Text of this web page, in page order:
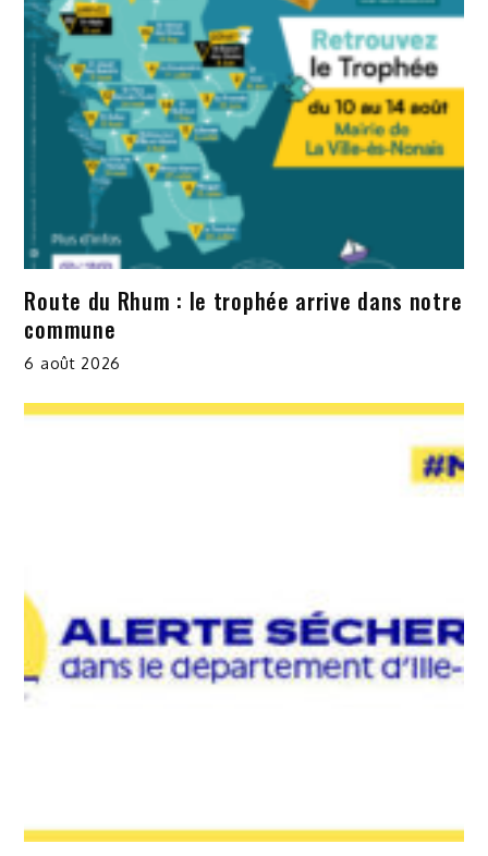
Route du Rhum : le trophée arrive dans notre
commune
6 août 2026